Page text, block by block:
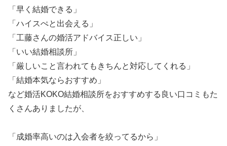
「早く結婚できる」
「ハイスぺと出会える」
「工藤さんの婚活アドバイス正しい」
「いい結婚相談所」
「厳しいこと言われてもきちんと対応してくれる」
「結婚本気ならおすすめ」
など婚活KOKO結婚相談所をおすすめする良い口コミもた
くさんありましたが、
「成婚率高いのは入会者を絞ってるから」